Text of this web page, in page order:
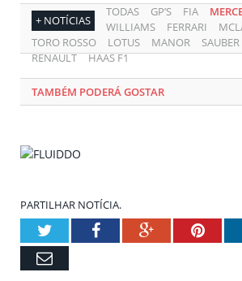
+ NOTÍCIAS
TODAS GP’S FIA
WILLIAMS
FERRARI
TORO ROSSO
LOTUS MANOR SAUBER
RENAULT
HAAS F1
TAMBÉM PODERÁ GOSTAR
PARTILHAR NOTÍCIA.
TwitterFacebookGoogle+
Email